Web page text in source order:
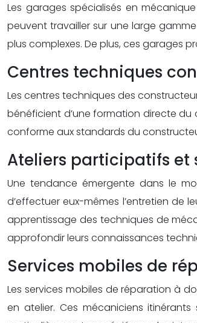
Les garages spécialisés en
peuvent travailler sur une large
plus complexes. De plus, ces garages
Centres techniques
Les centres techniques des
bénéficient d’une formation directe du
conforme aux standards du
Ateliers participatifs
Une tendance émergente dans le
d’effectuer eux-mêmes l’entretien de
apprentissage des techniques de
approfondir leurs connaissances
Services mobiles de
Les services mobiles de réparation à
en atelier. Ces mécaniciens